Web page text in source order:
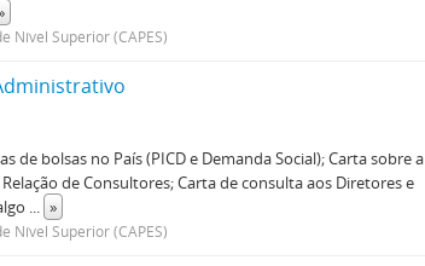
Nível Superior (CAPES)
de bolsas no País (PICD e Demanda Social); Carta sobre a
de Consultores; Carta de consulta aos Diretores e
... »
Nível Superior (CAPES)